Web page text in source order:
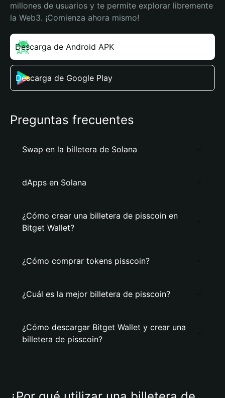
millones de usuarios y te permite explorar libremente
la Web3. ¡Comienza ahora mismo!
Descarga de Android APK
Descarga de Google Play
Preguntas frecuentes
Swap en la billetera de Solana
dApps en Solana
¿Cómo crear una billetera de pisscoin en
Bitget Wallet?
¿Cómo comprar tokens pisscoin?
¿Cuál es la mejor billetera de pisscoin?
¿Cómo descargar Bitget Wallet y crear una
billetera de pisscoin?